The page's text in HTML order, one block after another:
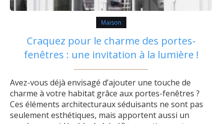
Maison
Craquez pour le charme des portes-
fenêtres : une invitation à la lumière !
Avez-vous déjà envisagé d’ajouter une touche de
charme à votre habitat grâce aux portes-fenêtres ?
Ces éléments architecturaux séduisants ne sont pas
seulement esthétiques, mais apportent aussi un